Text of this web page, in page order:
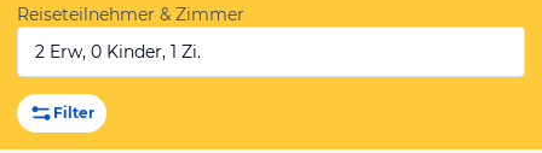
Reiseteilnehmer & Zimmer
2 Erw, 0 Kinder, 1 Zi.
Filter